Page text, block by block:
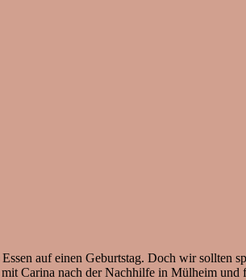
auf einen Geburtstag. Doch wir sollten
Carina nach der Nachhilfe in Mülheim und